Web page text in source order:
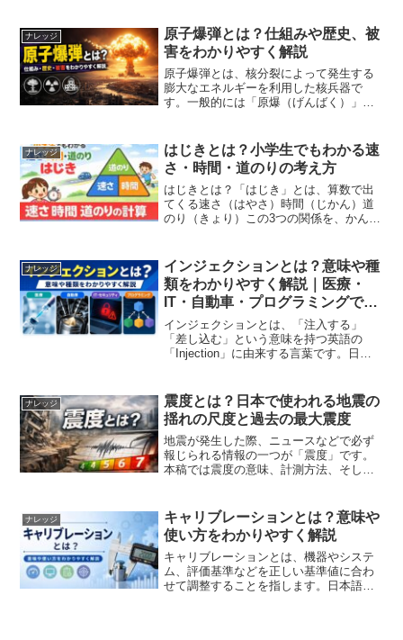
では、ライフジャケットの基本的な仕組
みから種類、シーン別の正し...
ナレッジ
原子爆弾とは？仕組みや歴史、被
害をわかりやすく解説
原子爆弾とは、核分裂によって発生する
膨大なエネルギーを利用した核兵器で
す。一般的には「原爆（げんばく）」と
大きい兵器の一つとして知られていま
す。1945年に広島と長崎へ...
ナレッジ
はじきとは？小学生でもわかる速
さ・時間・道のりの考え方
はじきとは？「はじき」とは、算数で出
てくる速さ（はやさ）時間（じかん）道
のり（きょり）この3つの関係を、かんた
基本の3つの式はじきを使うと、次の3つ
がすぐにわか...
ナレッジ
インジェクションとは？意味や種
類をわかりやすく解説｜医療・
IT・自動車・プログラミングでの
違い
インジェクションとは、「注入する」
「差し込む」という意味を持つ英語の
「Injection」に由来する言葉です。日常
IT、プログラミングなど、さまざまな分
野で使われています...
ナレッジ
震度とは？日本で使われる地震の
揺れの尺度と過去の最大震度
地震が発生した際、ニュースなどで必ず
報じられる情報の一つが「震度」です。
本稿では震度の意味、計測方法、そして
によって「その地点で実際にどれほど揺
れたか」を表す指標で...
ナレッジ
キャリブレーションとは？意味や
使い方をわかりやすく解説
キャリブレーションとは、機器やシステ
ム、評価基準などを正しい基準値に合わ
せて調整することを指します。日本語で